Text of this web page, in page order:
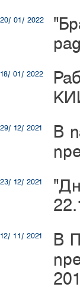
20/ 01/ 2022
18/ 01/ 2022
29/ 12/ 2021
В
23/ 12/ 2021
12/ 11/ 2021
В